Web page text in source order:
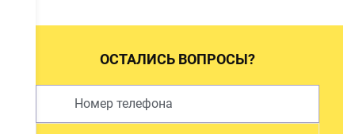
ОСТАЛИСЬ ВОПРОСЫ?